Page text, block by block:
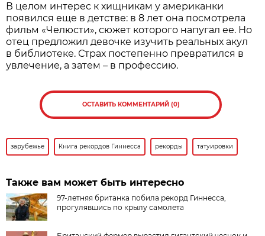
В целом интерес к хищникам у американки
появился еще в детстве: в 8 лет она посмотрела
фильм «Челюсти», сюжет которого напугал ее. Но
отец предложил девочке изучить реальных акул
в библиотеке. Страх постепенно превратился в
увлечение, а затем – в профессию.
ОСТАВИТЬ КОММЕНТАРИЙ (0)
зарубежье Книга рекордов Гиннесса рекорды татуировки
Также вам может быть интересно
97-летняя британка побила рекорд Гиннесса,
прогулявшись по крылу самолета